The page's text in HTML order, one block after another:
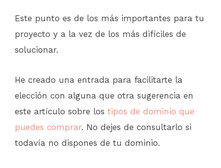
Este punto es de los más importantes para tu
proyecto y a la vez de los más difíciles de
solucionar.
He creado una entrada para facilitarte la
elección con alguna que otra sugerencia en
este artículo sobre los tipos de dominio que
puedes comprar. No dejes de consultarlo si
todavía no dispones de tu dominio.